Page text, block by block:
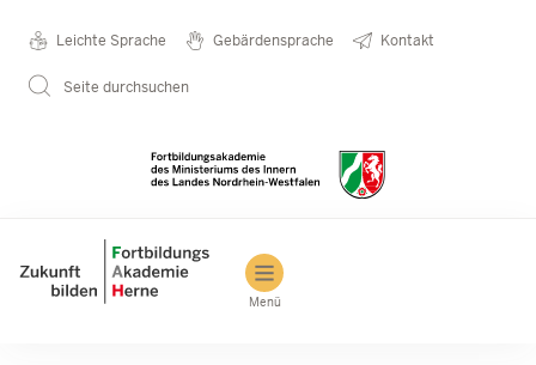
Metanavigation
Leichte Sprache Gebärdensprache Kontakt
Seite durchsuchen
Main navigation
Menü